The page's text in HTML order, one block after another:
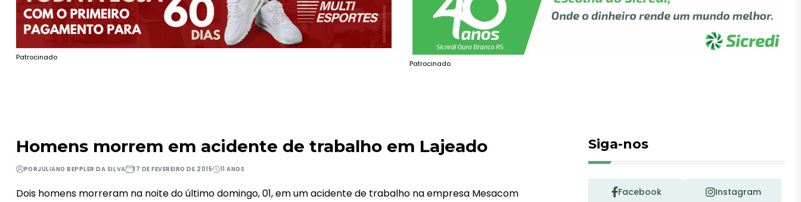
Patrocinado
Patrocinado
Homens morrem em acidente de trabalho em Lajeado
PORJULIANO BEPPLER DA SILVA 17 DE FEVEREIRO DE 2015 11 ANOS
Dois homens morreram na noite do último domingo, 01, em um acidente de trabalho na empresa Mesacom
Siga-nos
Facebook Instagram